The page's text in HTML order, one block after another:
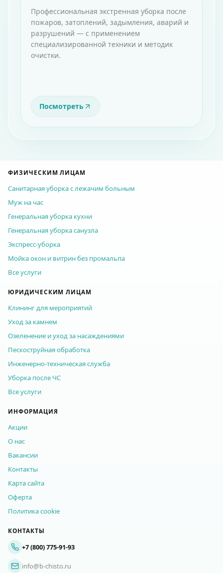
Профессиональная экстренная уборка после
пожаров, затоплений, задымления, аварий и
разрушений — с применением
специализированной техники и методик
очистки.
Посмотреть
ФИЗИЧЕСКИМ ЛИЦАМ
Санитарная уборка с лежачим больным
Муж на час
Генеральная уборка кухни
Генеральная уборка санузла
Экспресс-уборка
Мойка окон и витрин без промальпа
Все услуги
ЮРИДИЧЕСКИМ ЛИЦАМ
Клининг для мероприятий
Уход за камнем
Озеленение и уход за насаждениями
Пескоструйная обработка
Инженерно-техническая служба
Уборка после ЧС
Все услуги
ИНФОРМАЦИЯ
Акции
О нас
Вакансии
Контакты
Карта сайта
Оферта
Политика cookie
КОНТАКТЫ
+7 (800) 775-91-93
info@b-chisto.ru